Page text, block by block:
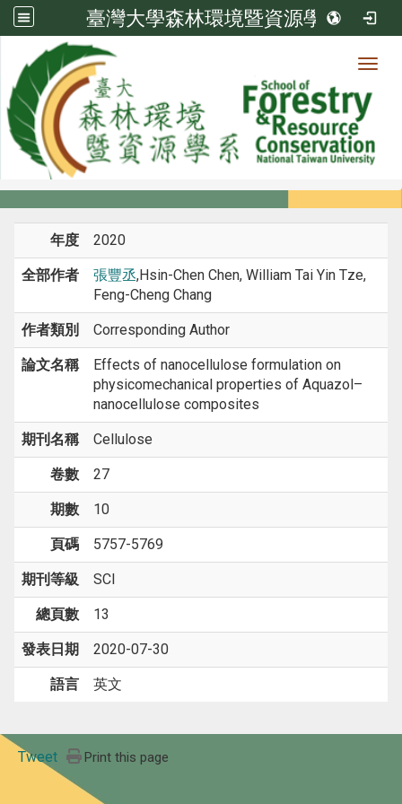
臺灣大學森林環境暨資源學系
系所成員
系所成員
年度 2020
全部作者 張豐丞,Hsin-Chen Chen, William Tai Yin Tze,
Feng-Cheng Chang
作者類別 Corresponding Author
論文名稱
Effects of nanocellulose formulation on
physicomechanical properties of Aquazol–
nanocellulose composites
期刊名稱 Cellulose
卷數 27
期數 10
頁碼 5757-5769
期刊等級 SCI
總頁數 13
發表日期 2020-07-30
語言 英文
Tweet Print this page